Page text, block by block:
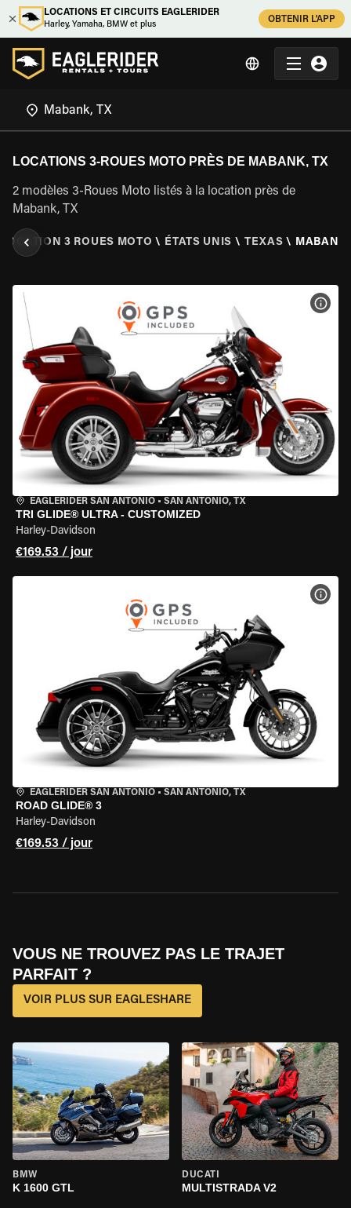
LOCATIONS ET CIRCUITS EAGLERIDER
Harley, Yamaha, BMW et plus
OBTENIR L'APP
LOCATIONS 3-ROUES MOTO PRÈS DE MABANK, TX
2 modèles 3-Roues Moto listés à la location près de
Mabank, TX
LOCATION 3 ROUES MOTO \ ÉTATS UNIS \ TEXAS \
EAGLERIDER SAN ANTONIO • SAN ANTONIO, TX
TRI GLIDE® ULTRA - CUSTOMIZED
Harley-Davidson
€169.53 / jour
EAGLERIDER SAN ANTONIO • SAN ANTONIO, TX
ROAD GLIDE® 3
Harley-Davidson
€169.53 / jour
VOUS NE TROUVEZ PAS LE TRAJET
PARFAIT ?
VOIR PLUS SUR EAGLESHARE
BMW
K 1600 GTL
DUCATI
MULTISTRADA V2